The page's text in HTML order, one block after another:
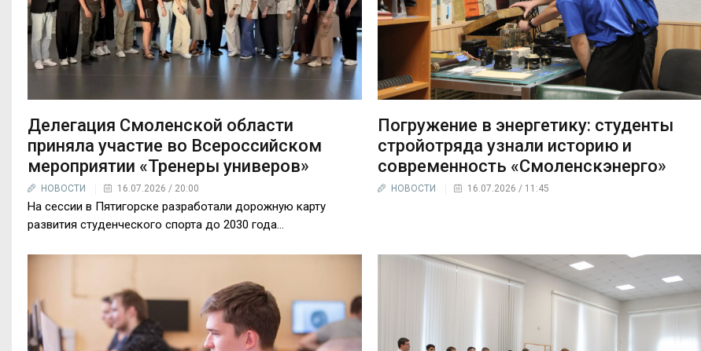
Делегация Смоленской области
приняла участие во Всероссийском
мероприятии «Тренеры универов»
НОВОСТИ 16.07.2026 / 20:00
На сессии в Пятигорске разработали дорожную карту
развития студенческого спорта до 2030 года...
Погружение в энергетику: студенты
стройотряда узнали историю и
современность «Смоленскэнерго»
НОВОСТИ 16.07.2026 / 11:45